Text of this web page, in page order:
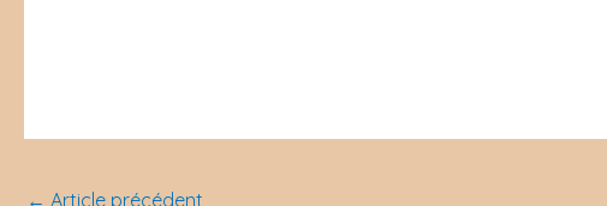
← Article précédent